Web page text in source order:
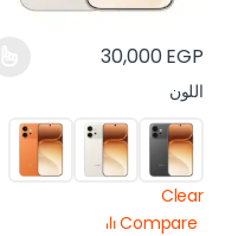
30,000EGP
اللون
Clear
Compare